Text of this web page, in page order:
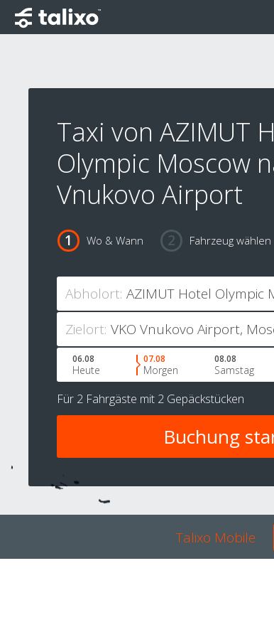
Taxi von AZIMUT
Olympic Moscow
Vnukovo Airport
Wo & Wann Fahrzeug wählen
Abholort:
Zielort:
06.08
Heute
07.08
Morgen
08.08
Samstag
Für 2 Fahrgäste mit 2 Gepäckstücken
Talixo Mobile